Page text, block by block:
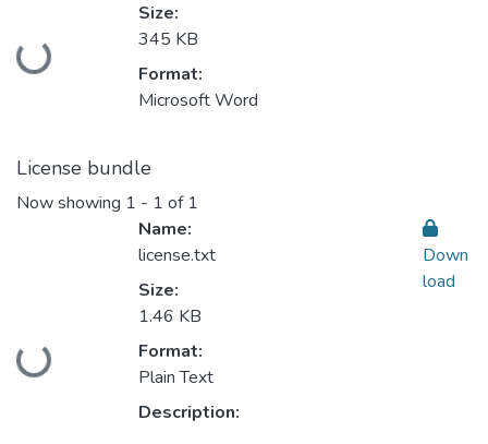
Loading...
Size:
345 KB
Format:
Microsoft Word
License bundle
Now showing 1 - 1 of 1
Loading...
Name:
license.txt
Size:
1.46 KB
Format:
Plain Text
Description:
Down
load